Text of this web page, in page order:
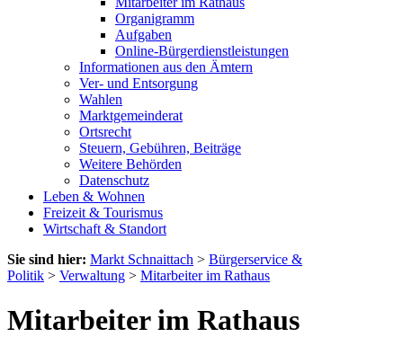
Organigramm
Aufgaben
Online-Bürgerdienstleistungen
Informationen aus den Ämtern
Ver- und Entsorgung
Wahlen
Marktgemeinderat
Ortsrecht
Steuern, Gebühren, Beiträge
Weitere Behörden
Datenschutz
Leben & Wohnen
Freizeit & Tourismus
Wirtschaft & Standort
Sie sind hier: Markt Schnaittach > Bürgerservice &
Politik > Verwaltung > Mitarbeiter im Rathaus
Mitarbeiter im Rathaus